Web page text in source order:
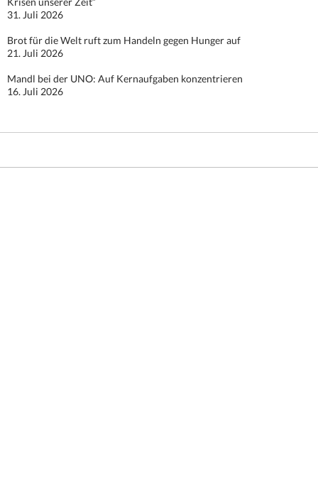
31. Juli 2026
Brot für die Welt ruft zum Handeln gegen Hunger auf
21. Juli 2026
Mandl bei der UNO: Auf Kernaufgaben konzentrieren
16. Juli 2026